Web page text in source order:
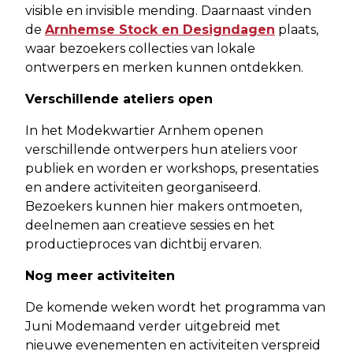
visible en invisible mending. Daarnaast vinden
de Arnhemse Stock en Designdagen plaats,
waar bezoekers collecties van lokale
ontwerpers en merken kunnen ontdekken.
Verschillende ateliers open
In het Modekwartier Arnhem openen
verschillende ontwerpers hun ateliers voor
publiek en worden er workshops, presentaties
en andere activiteiten georganiseerd.
Bezoekers kunnen hier makers ontmoeten,
deelnemen aan creatieve sessies en het
productieproces van dichtbij ervaren.
Nog meer activiteiten
De komende weken wordt het programma van
Juni Modemaand verder uitgebreid met
nieuwe evenementen en activiteiten verspreid